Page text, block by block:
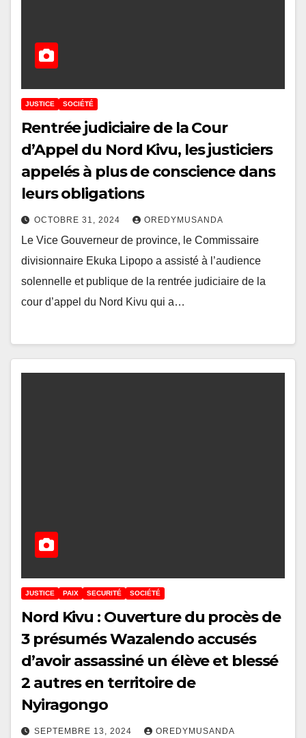
JUSTICE SOCIÉTÉ
Rentrée judiciaire de la Cour
d’Appel du Nord Kivu, les justiciers
appelés à plus de conscience dans
leurs obligations
OCTOBRE 31, 2024 OREDYMUSANDA
Le Vice Gouverneur de province, le Commissaire
divisionnaire Ekuka Lipopo a assisté à l’audience
solennelle et publique de la rentrée judiciaire de la
cour d’appel du Nord Kivu qui a…
JUSTICE PAIX SECURITÉ SOCIÉTÉ
Nord Kivu : Ouverture du procès de
3 présumés Wazalendo accusés
d’avoir assassiné un élève et blessé
2 autres en territoire de
Nyiragongo
SEPTEMBRE 13, 2024 OREDYMUSANDA